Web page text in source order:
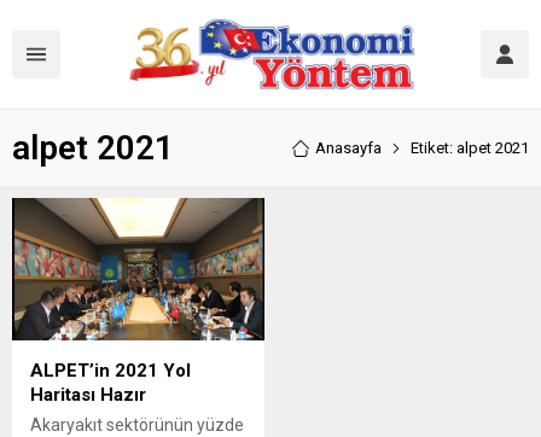
alpet 2021 Anasayfa Etiket: alpet 2021
ALPET’in 2021 Yol
Haritası Hazır
Akaryakıt sektörünün yüzde